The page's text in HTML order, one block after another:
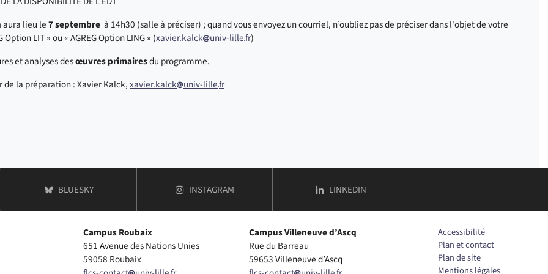
aura lieu le7 septembre à 14h30 (salle à préciser) ; quand vous envoyez un courriel, n’oubliez pas de préciser dans l'objet de votre
Option LIT » ou « AGREG Option LING » (xavier.kalck univ-lillefr)
et analyses desœuvres primairesdu programme.
de la préparation : Xavier Kalck,xavier.kalck univ-lillefr
COMPTE
BLUESKYDE FACULTÉ DES LANGUES, CULTURES ET SOCIÉTÉS
COMPTE
INSTAGRAM DE FACULTÉ DES LANGUES, CULTURES ET SOCIÉTÉS
COMPTE
LINKEDIN
Campus Roubaix
651 Avenue des Nations Unies
59058 Roubaix
Campus Villeneuve d’Ascq
Rue du Barreau
59653 Villeneuve d’Ascq
Accessibilité
Plan et contact
Plan de site
Mentions légales